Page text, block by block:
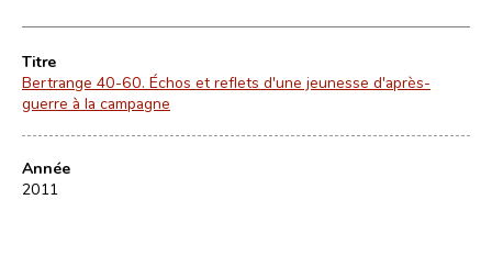
Titre
Bertrange 40-60. Échos et reflets d'une jeunesse d'après-
guerre à la campagne
Année
2011